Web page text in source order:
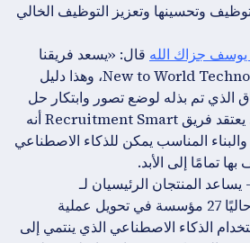
وتحسينها وتعزيز التوظيف الخالي
جزاك اللهقال: «يسعد فريقنا
بالتكريم في جائزة New to World Technology، وهذا دليل
تم بذله لوضع تصور وابتكار حل
ذكاء المواهب الخاص بنا. يعتقد فريق Recruitment Smart أنه
المناسب يمكن للذكاء الاصطناعي
تمامًا إلى الأبد.
المنتجان الرئيسيان لـ
Recruitment Smart حاليًا 27 مؤسسة في تحويل عملية
الذكاء الاصطناعي الذي ينتمي إلى